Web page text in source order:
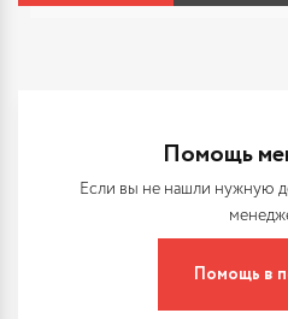
Помощь
Если вы не нашли нужную
Помощь в